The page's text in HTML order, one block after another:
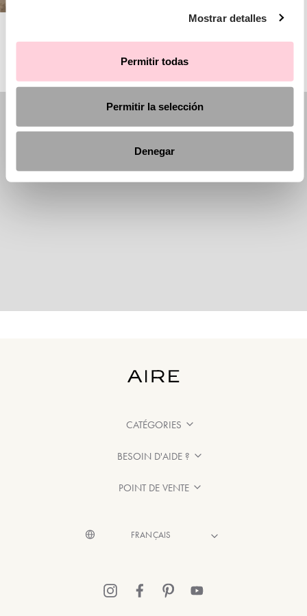
Mostrar detalles
Permitir todas
Permitir la selección
Denegar
CATÉGORIES
BESOIN D'AIDE ?
POINT DE VENTE